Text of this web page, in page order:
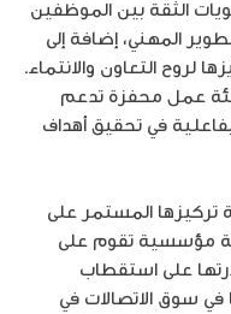
الثقة بين الموظفين
المهني، إضافة إلى
لروح التعاون والانتماء.
عمل محفزة تدعم
في تحقيق أهداف
تركيزها المستمر على
مؤسسية تقوم على
على استقطاب
في سوق الاتصالات في